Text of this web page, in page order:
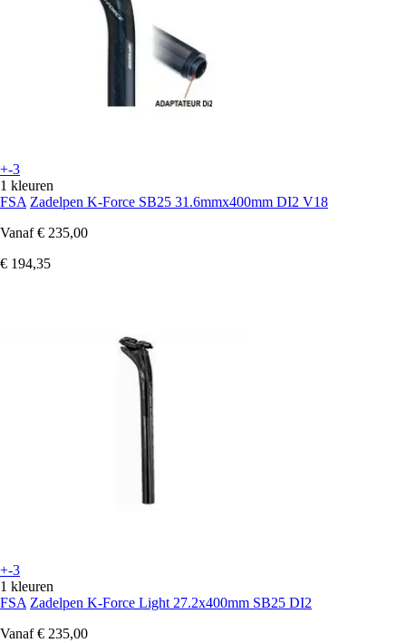
+-3
1 kleuren
FSA Zadelpen K-Force SB25 31.6mmx400mm DI2 V18
Vanaf € 235,00
€ 194,35
+-3
1 kleuren
FSA Zadelpen K-Force Light 27.2x400mm SB25 DI2
Vanaf € 235,00